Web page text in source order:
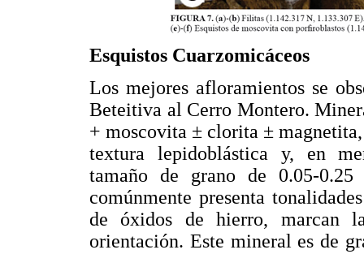
Esquistos Cuarzomicáceos
Los mejores afloramientos se
Beteitiva al Cerro Montero.
+ moscovita ± clorita ±
textura lepidoblástica y, en
tamaño de grano de 0.05-
comúnmente presenta
de óxidos de hierro, marcan
orientación. Este mineral es de